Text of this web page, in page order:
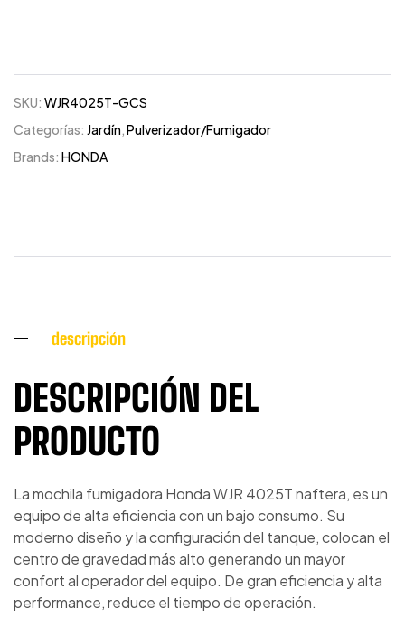
SKU: WJR4025T-GCS
Categorías: Jardín,Pulverizador/Fumigador
Brands: HONDA
descripción
DESCRIPCIÓN DEL
PRODUCTO
La mochila fumigadora Honda WJR 4025T naftera, es un
equipo de alta eficiencia con un bajo consumo. Su
moderno diseño y la configuración del tanque, colocan el
centro de gravedad más alto generando un mayor
confort al operador del equipo. De gran eficiencia y alta
performance, reduce el tiempo de operación.